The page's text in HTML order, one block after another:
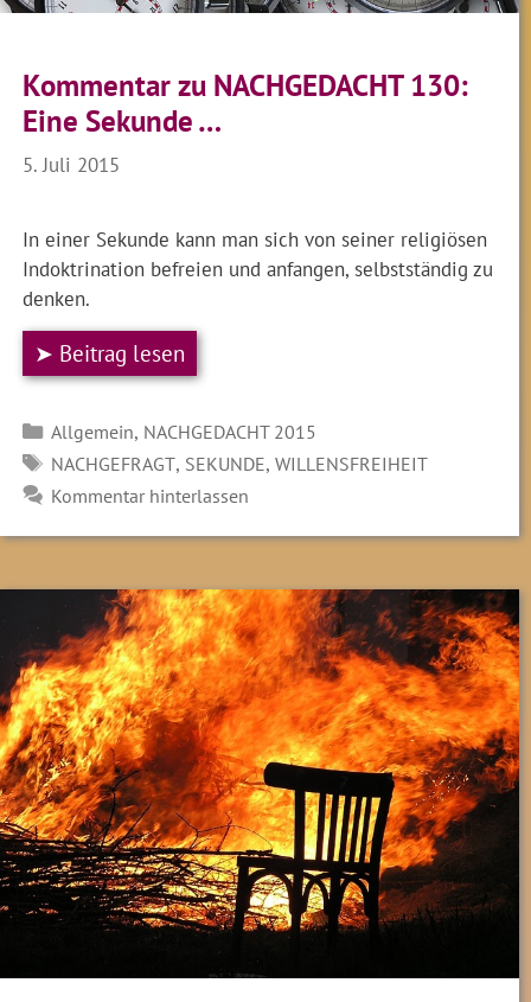
Kommentar zu NACHGEDACHT 130:
Eine Sekunde …
5. Juli 2015
In einer Sekunde kann man sich von seiner religiösen
Indoktrination befreien und anfangen, selbstständig zu
denken.
➤ Beitrag lesen
Kategorien
Allgemein, NACHGEDACHT 2015
SCHLAGWÖRTER
NACHGEFRAGT, SEKUNDE, WILLENSFREIHEIT
Kommentar hinterlassen